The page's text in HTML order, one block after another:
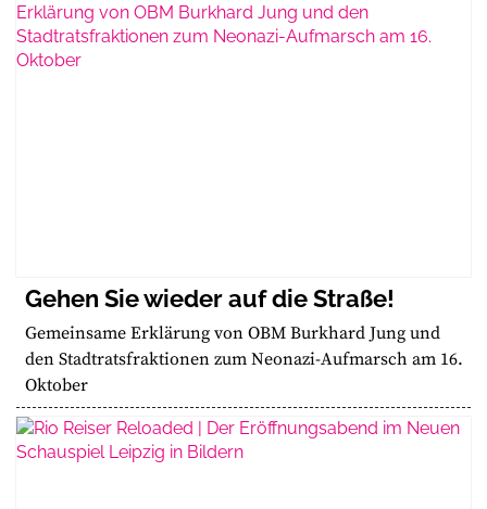
Gehen Sie wieder auf die Straße!
Gemeinsame Erklärung von OBM Burkhard Jung und
den Stadtratsfraktionen zum Neonazi-Aufmarsch am 16.
Oktober